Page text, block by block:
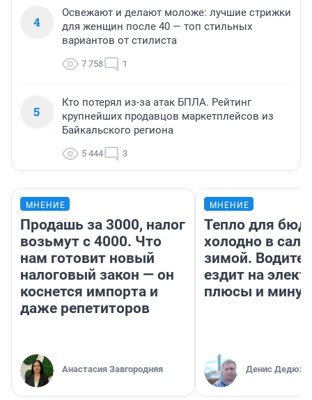
4
Освежают и делают моложе: лучшие стрижки
для женщин после 40 — топ стильных
вариантов от стилиста
7 758 1
5
Кто потерял из-за атак БПЛА. Рейтинг
крупнейших продавцов маркетплейсов из
Байкальского региона
5 444 3
МНЕНИЕ
Продашь за 3000, налог
возьмут с 4000. Что
нам готовит новый
налоговый закон — он
коснется импорта и
даже репетиторов
Анастасия Завгородняя
МНЕНИЕ
Тепло для
холодно в
зимой.
ездит на
плюсы и
Денис